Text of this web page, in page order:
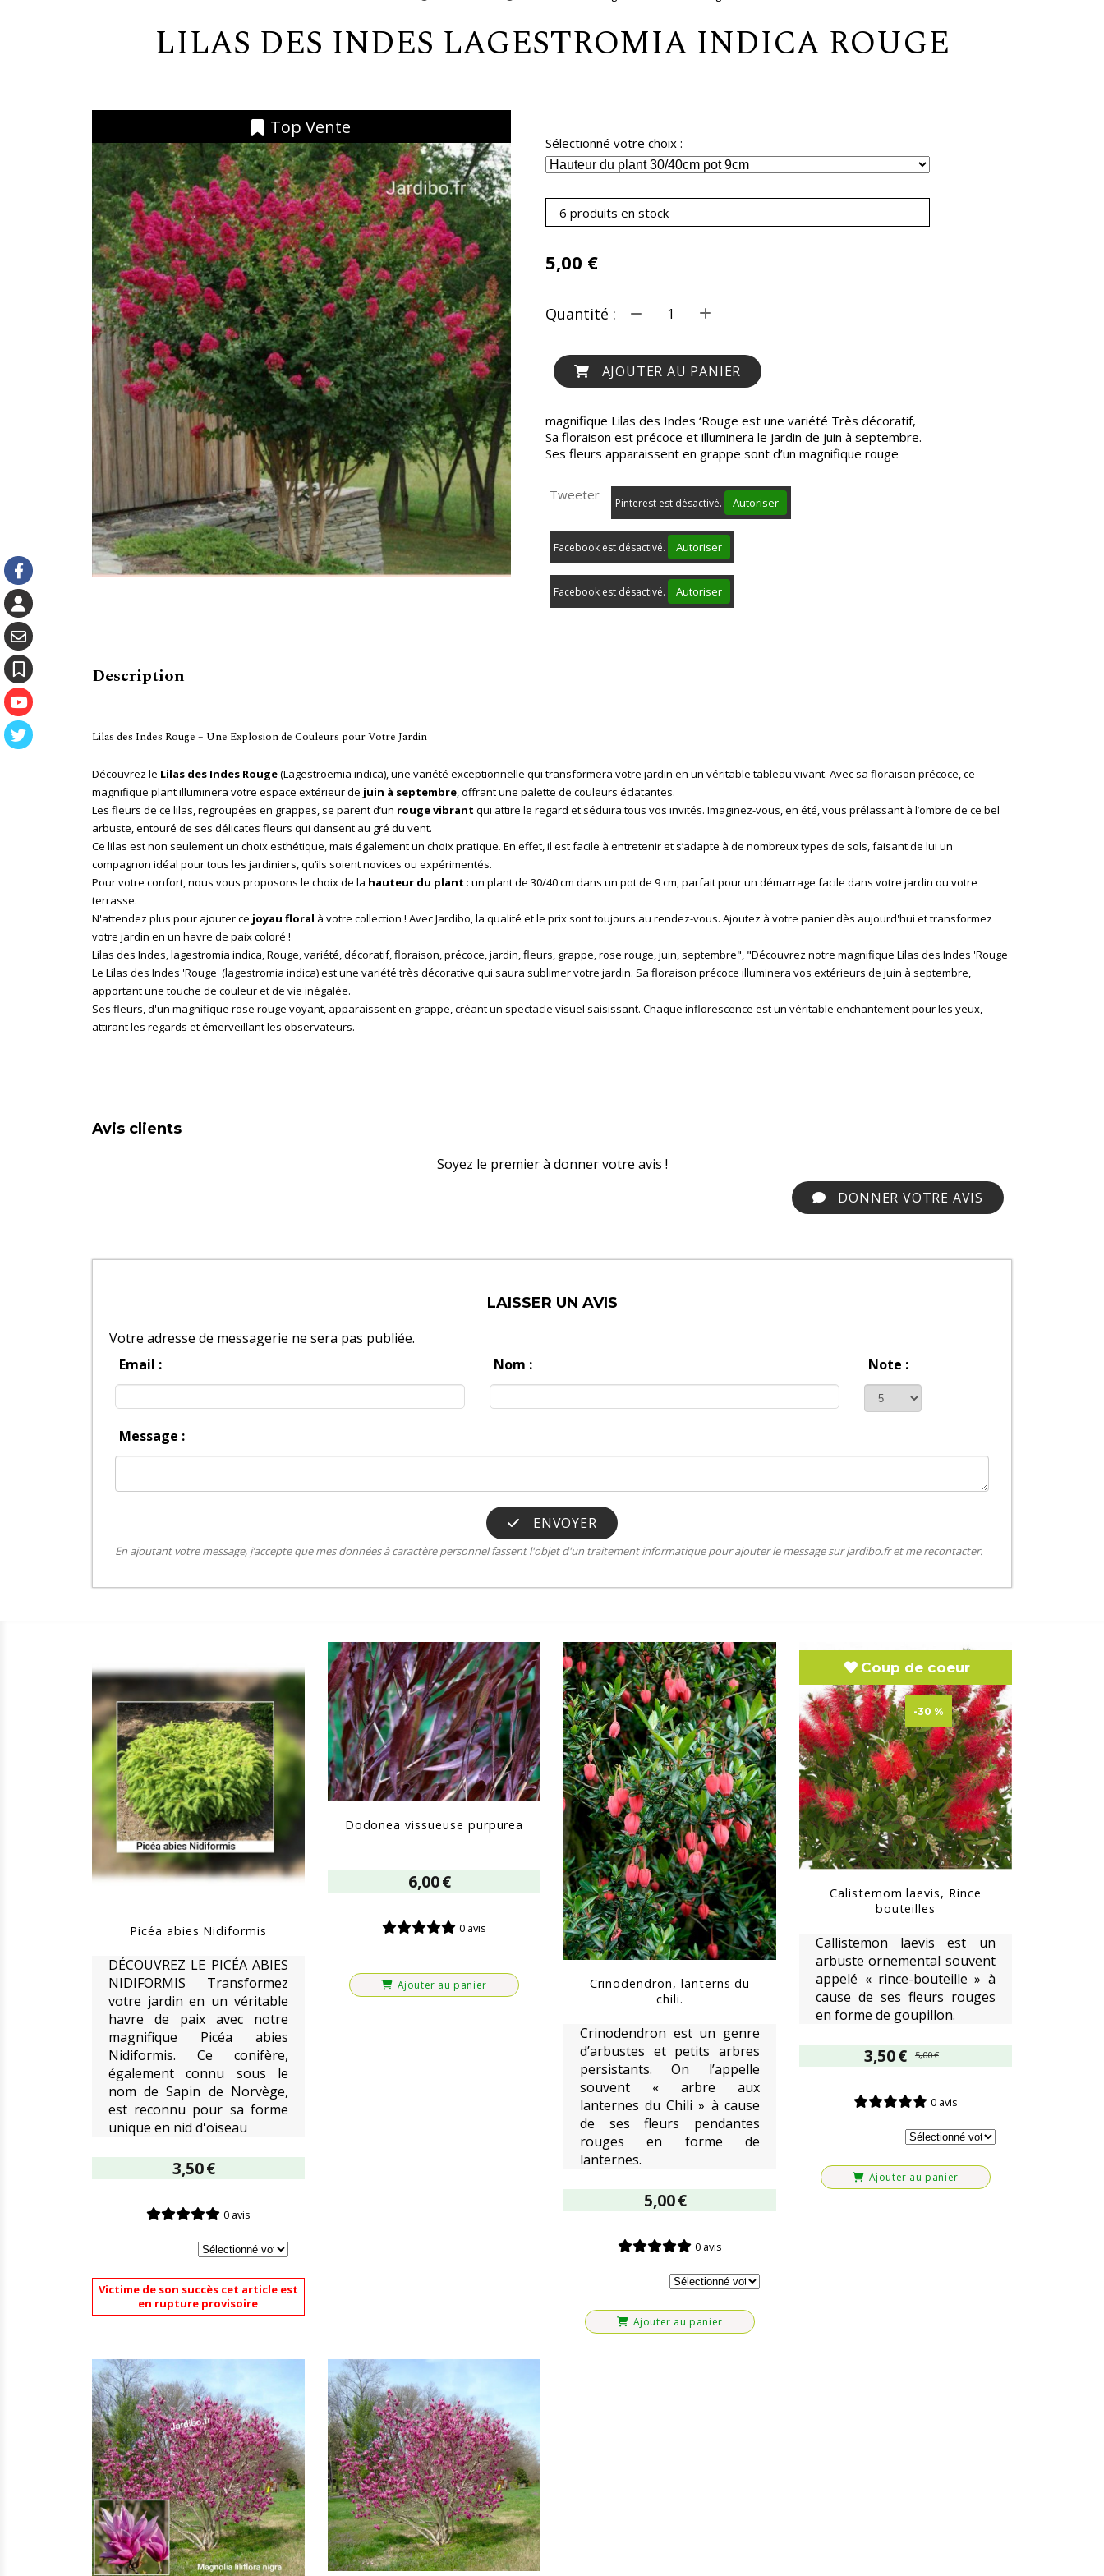
LILAS DES INDES LAGESTROMIA INDICA ROUGE
Top Vente
Sélectionné votre choix :
6 produits en stock
5,00 €
Quantité :
AJOUTER AU PANIER
magnifique Lilas des Indes ‘Rouge est une variété Très décoratif,
Sa floraison est précoce et illuminera le jardin de juin à septembre.
Ses fleurs apparaissent en grappe sont d’un magnifique rouge
Tweeter
Pinterest est désactivé. Autoriser
Facebook est désactivé. Autoriser
Facebook est désactivé. Autoriser
Description
Lilas des Indes Rouge – Une Explosion de Couleurs pour Votre Jardin
Découvrez le Lilas des Indes Rouge(Lagestroemia indica), une variété exceptionnelle qui transformera votre jardin en un véritable tableau vivant. Avec sa floraison précoce, ce
magnifique plant illuminera votre espace extérieur de juin à septembre, offrant une palette de couleurs éclatantes.
Les fleurs de ce lilas, regroupées en grappes, se parent d’un rouge vibrant qui attire le regard et séduira tous vos invités. Imaginez-vous, en été, vous prélassant à l’ombre de ce bel
arbuste, entouré de ses délicates fleurs qui dansent au gré du vent.
Ce lilas est non seulement un choix esthétique, mais également un choix pratique. En effet, il est facile à entretenir et s’adapte à de nombreux types de sols, faisant de lui un
compagnon idéal pour tous les jardiniers, qu’ils soient novices ou expérimentés.
Pour votre confort, nous vous proposons le choix de la hauteur du plant : un plant de 30/40 cm dans un pot de 9 cm, parfait pour un démarrage facile dans votre jardin ou votre
terrasse.
N'attendez plus pour ajouter ce joyau floral à votre collection ! Avec Jardibo, la qualité et le prix sont toujours au rendez-vous. Ajoutez à votre panier dès aujourd'hui et transformez
votre jardin en un havre de paix coloré !
Lilas des Indes, lagestromia indica, Rouge, variété, décoratif, floraison, précoce, jardin, fleurs, grappe, rose rouge, juin, septembre", "Découvrez notre magnifique Lilas des Indes 'Rouge
Le Lilas des Indes 'Rouge' (lagestromia indica) est une variété très décorative qui saura sublimer votre jardin. Sa floraison précoce illuminera vos extérieurs de juin à septembre,
apportant une touche de couleur et de vie inégalée.
Ses fleurs, d'un magnifique rose rouge voyant, apparaissent en grappe, créant un spectacle visuel saisissant. Chaque inflorescence est un véritable enchantement pour les yeux,
attirant les regards et émerveillant les observateurs.
Avis clients
Soyez le premier à donner votre avis !
DONNER VOTRE AVIS
LAISSER UN AVIS
Votre adresse de messagerie ne sera pas publiée.
Email :
Nom : Note :
Message :
ENVOYER
En ajoutant votre message, j’accepte que mes données à caractère personnel fassent l'objet d'un traitement informatique pour ajouter le message sur jardibo.fr et me recontacter.
Picéa abies Nidiformis
DÉCOUVREZ LE PICÉA ABIES
NIDIFORMIS Transformez
votre jardin en un véritable
havre de paix avec notre
magnifique Picéa abies
Nidiformis. Ce conifère,
également connu sous le
nom de Sapin de Norvège,
est reconnu pour sa forme
unique en nid d'oiseau
3,50€
0 avis
Victime de son succès cet article est
en rupture provisoire
Dodonea vissueuse purpurea
6,00€
0 avis
Ajouter au panier
Crinodendron, lanterns du
chili.
Crinodendron est un genre
d’arbustes et petits arbres
persistants. On l’appelle
souvent « arbre aux
lanternes du Chili » à cause
de ses fleurs pendantes
rouges en forme de
lanternes.
5,00€
0 avis
Ajouter au panier
-30 %
Calistemom laevis, Rince
bouteilles
Callistemon laevis est un
arbuste ornemental souvent
appelé « rince-bouteille » à
cause de ses fleurs rouges
en forme de goupillon.
3,50€ 5,00€
0 avis
Ajouter au panier
Coup de coeur